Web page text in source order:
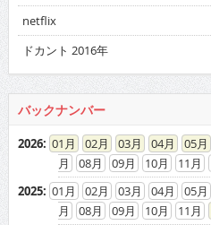
netflix
ドカント 2016年
バックナンバー
2026: 01 02 03 04 05
08
09 10 11
2025: 01 02 03 04 05
08
09 10 11